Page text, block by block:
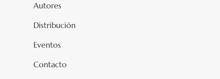
Autores
Distribución
Eventos
Contacto